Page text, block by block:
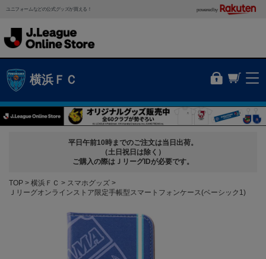
ユニフォームなどの公式グッズが買える！ powered by
横浜ＦＣ
平日午前10時までのご注文は当日出荷。
（土日祝日は除く）
ご購入の際はＪリーグIDが必要です。
TOP 横浜ＦＣ
スマホグッズ
Ｊリーグオンラインストア限定手帳型スマートフォンケース(ベーシック1)